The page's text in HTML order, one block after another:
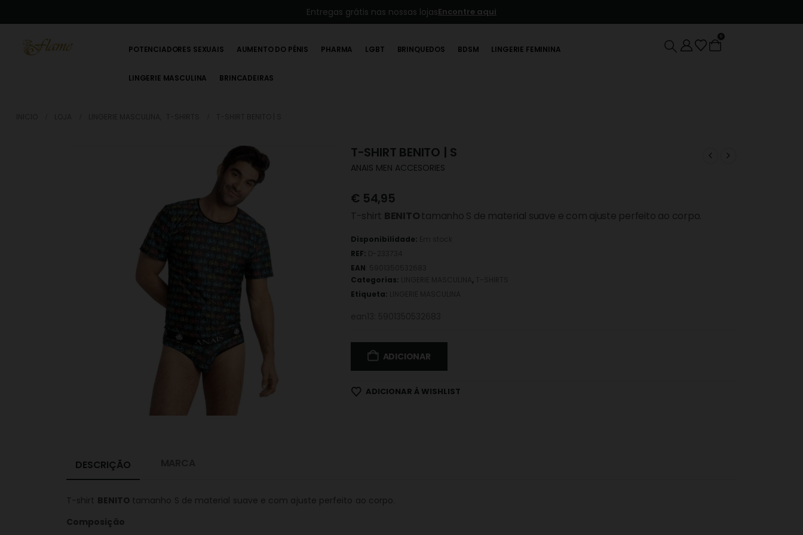
MBWay disponível para pagamento
POTENCIADORES SEXUAIS AUMENTO DO PÉNIS PHARMA LGBT BRINQUEDOS BDSM LINGERIE FEMININA
LINGERIE MASCULINA BRINCADEIRAS
0
T-SHIRT BENITO | S
ANAIS MEN ACCESORIES
€ 54,95
T-shirt BENITOtamanho S de material suave e com ajuste perfeito ao corpo.
Disponibilidade:
REF:
EAN
Categorias:
,
Etiqueta:
ADICIONAR
ADICIONAR À WISHLIST
DESCRIÇÃO
T-shirt BENITO tamanho S de material suave e com ajuste perfeito ao corpo.
Composição